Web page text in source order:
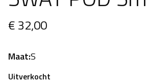
€ 32,00
Maat:S
Uitverkocht